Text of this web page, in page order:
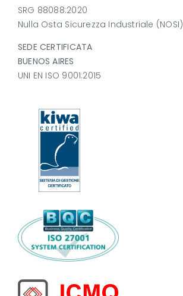
SRG 88088:2020
Nulla Osta Sicurezza Industriale (NOSI)
SEDE CERTIFICATA
BUENOS AIRES
UNI EN ISO 9001:2015